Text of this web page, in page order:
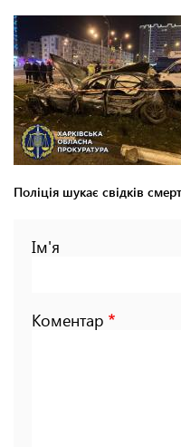
Поліція шукає свідків
Ім'я
Коментар